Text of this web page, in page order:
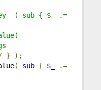
( sub { $_ .=
}
);
( sub { $_
.=